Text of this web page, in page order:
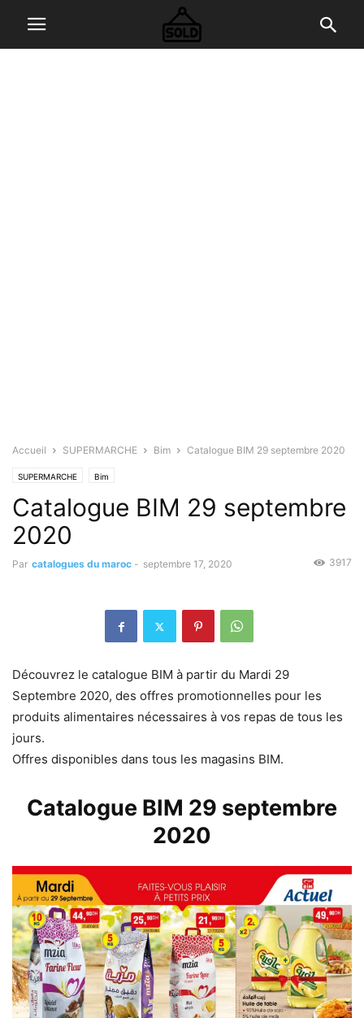
Accueil SUPERMARCHE Bim Catalogue BIM 29 septembre 2020
SUPERMARCHE Bim
Catalogue BIM 29 septembre
2020
Par catalogues du maroc - septembre 17, 2020 3917
Découvrez le catalogue BIM à partir du Mardi 29
Septembre 2020, des offres promotionnelles pour les
produits alimentaires nécessaires à vos repas de tous les
jours.
Offres disponibles dans tous les magasins BIM.
Catalogue BIM 29 septembre
2020